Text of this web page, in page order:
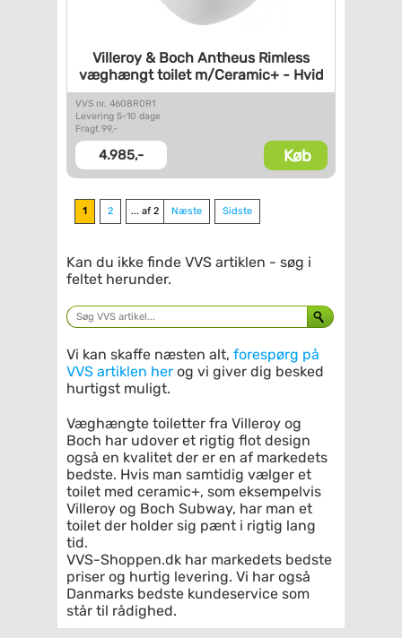
Villeroy & Boch Antheus Rimless
væghængt toiletm/Ceramic+ - Hvid
VVS nr. 4608R0R1
Levering 5-10 dage
Fragt 99,-
4.985,- Køb
1 2 ... af 2 Næste Sidste
Kan du ikke finde VVS artiklen - søg i
feltet herunder.
Vi kan skaffe næsten alt, forespørg på
VVS artiklen her og vi giver dig besked
hurtigst muligt.
Væghængte toiletter fra Villeroy og
Boch har udover et rigtig flot design
også en kvalitet der er en af markedets
bedste. Hvis man samtidig vælger et
toilet med ceramic+, som eksempelvis
Villeroy og Boch Subway, har man et
toilet der holder sig pænt i rigtig lang
tid.
VVS-Shoppen.dk har markedets bedste
priser og hurtig levering. Vi har også
Danmarks bedste kundeservice som
står til rådighed.